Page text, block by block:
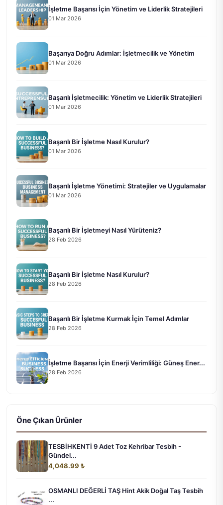
İşletme Başarısı İçin Yönetim ve Liderlik Stratejileri
01 Mar 2026
Başarıya Doğru Adımlar: İşletmecilik ve Yönetim
01 Mar 2026
Başarılı İşletmecilik: Yönetim ve Liderlik Stratejileri
01 Mar 2026
Başarılı Bir İşletme Nasıl Kurulur?
01 Mar 2026
Başarılı İşletme Yönetimi: Stratejiler ve Uygulamalar
01 Mar 2026
Başarılı Bir İşletmeyi Nasıl Yürüteniz?
28 Feb 2026
Başarılı Bir İşletme Nasıl Kurulur?
28 Feb 2026
Başarılı Bir İşletme Kurmak İçin Temel Adımlar
28 Feb 2026
İşletme Başarısı İçin Enerji Verimliliği: Güneş Ener...
28 Feb 2026
Öne Çıkan Ürünler
TESBİHKENTİ 9 Adet Toz Kehribar Tesbih -
Gündel...
4,048.99 ₺
OSMANLI DEĞERLİ TAŞ Hint Akik Doğal Taş Tesbih
...